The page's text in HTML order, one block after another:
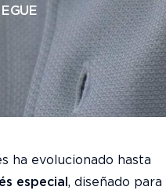
ha evolucionado hasta
especial, diseñado para